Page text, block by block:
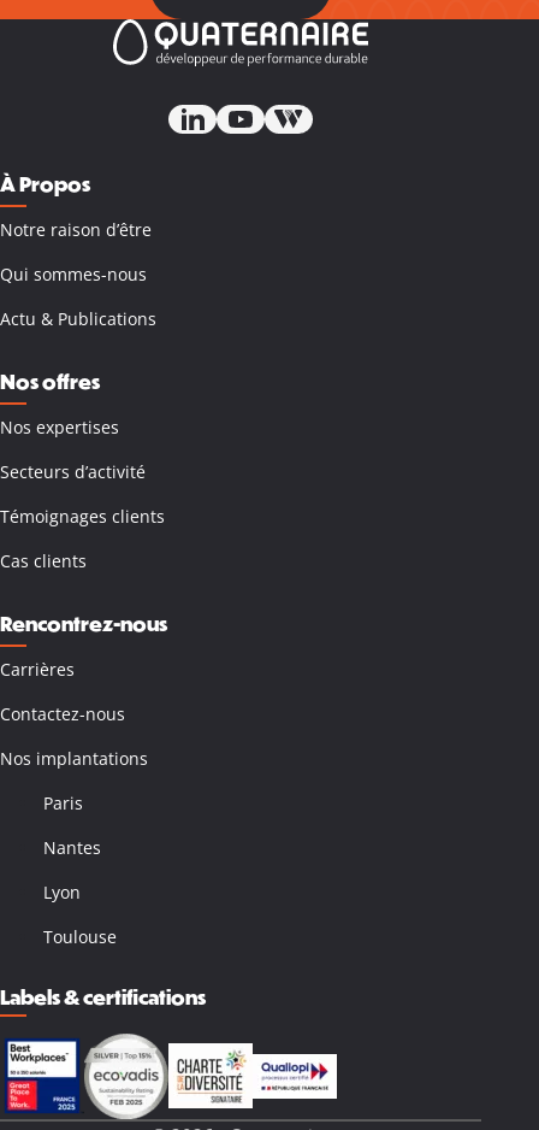
À Propos
Notre raison d’être
Qui sommes-nous
Actu & Publications
Nos offres
Nos expertises
Secteurs d’activité
Témoignages clients
Cas clients
Rencontrez-nous
Carrières
Contactez-nous
Nos implantations
Paris
Nantes
Lyon
Toulouse
Labels & certifications